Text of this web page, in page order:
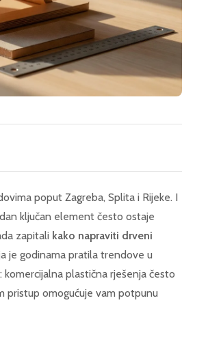
poput Zagreba, Splita i Rijeke. I
ključan element često ostaje
zapitali kako napraviti drveni
je godinama pratila trendove u
plastična rješenja često
pristup omogućuje vam potpunu